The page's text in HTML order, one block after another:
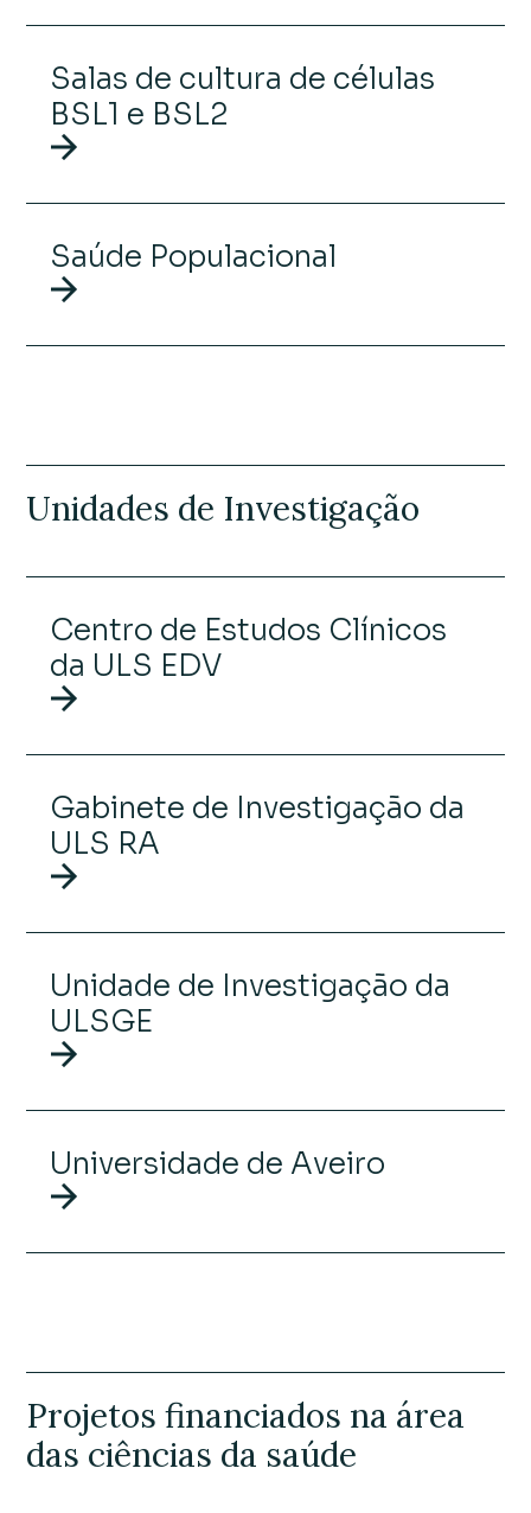
Salas de cultura de células
BSL1 e BSL2
Saúde Populacional
Unidades de Investigação
Centro de Estudos Clínicos
da ULS EDV
Gabinete de Investigação da
ULS RA
Unidade de Investigação da
ULSGE
Universidade de Aveiro
Projetos financiados na área
das ciências da saúde